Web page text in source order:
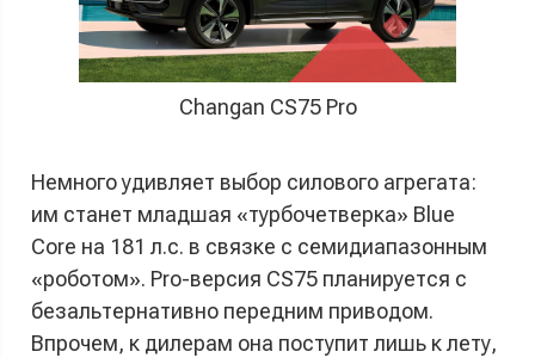
Changan CS75 Pro
Немного удивляет выбор силового агрегата:
им станет младшая «турбочетверка» Blue
Core на 181 л.с. в связке с семидиапазонным
«роботом». Pro-версия CS75 планируется с
безальтернативно передним приводом.
Впрочем, к дилерам она поступит лишь к лету,